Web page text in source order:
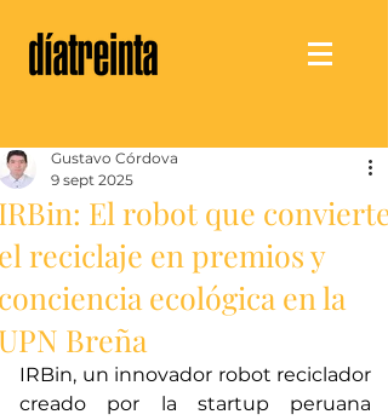
El robot que convierte
reciclaje en premios y
ecológica en la
Breña
Gustavo Córdova
9 sept 2025
IRBin, un innovador robot reciclador
creado por la startup peruana